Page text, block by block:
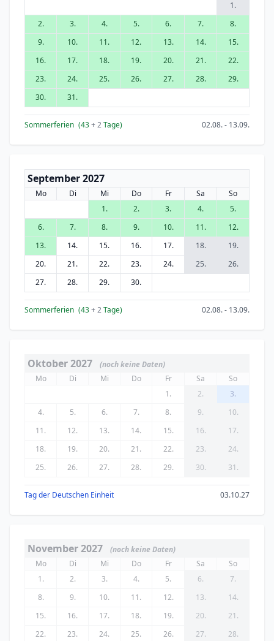
1.
2.
3. 4. 5. 6. 7.
8.
9.
10. 11. 12. 13. 14.
15.
16.
17. 18. 19. 20. 21.
22.
23.
24. 25. 26. 27. 28.
29.
30.
31.
Sommerferien (43+ 2Tage) 02.08. - 13.09.
September 2027
Mo Di Mi Do Fr Sa
So
1.
2. 3. 4.
5.
6.
7. 8. 9. 10. 11.
12.
13.
14. 15. 16. 17. 18.
19.
20.
21. 22. 23. 24. 25.
26.
27.
28. 29. 30.
Sommerferien (43+ 2Tage) 02.08. - 13.09.
Oktober 2027
(noch keine Daten)
Mo
Di Mi Do Fr Sa
So
1.
2.
3.
4.
5. 6. 7. 8. 9.
10.
11.
12. 13. 14. 15. 16.
17.
18.
19. 20. 21. 22. 23.
24.
25.
26. 27. 28. 29. 30. 31.
Tag der Deutschen Einheit 03.10.27
November 2027
(noch keine Daten)
Mo
Di Mi Do Fr Sa
So
1.
2. 3. 4. 5. 6.
7.
8.
9. 10. 11. 12. 13.
14.
15.
16. 17. 18. 19. 20.
21.
22.
23. 24. 25. 26. 27.
28.